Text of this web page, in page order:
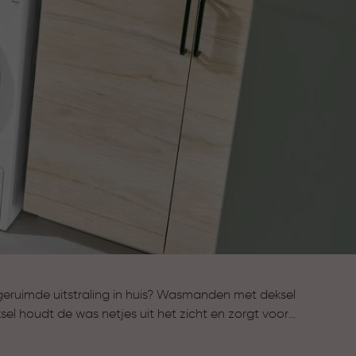
uitstraling in huis? Wasmanden met deksel
houdt de was netjes uit het zicht en zorgt voor
wilt bewaren, zoals de badkamer of